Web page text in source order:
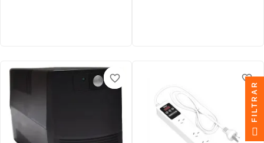
favorite_border
favorite_border favorite_border
favorite_border
FILTRAR